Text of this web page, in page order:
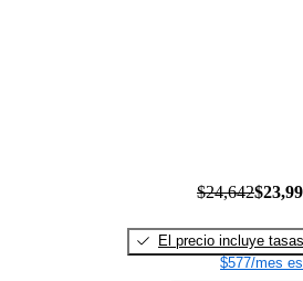
$24,642
El precio incluye tasas
$577/mes